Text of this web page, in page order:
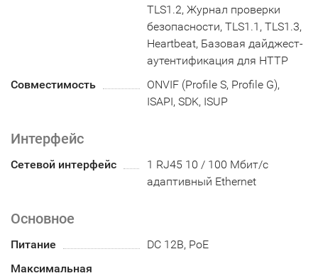
TLS1.2, Журнал проверки
безопасности, TLS1.1, TLS1.3,
Heartbeat, Базовая дайджест-
аутентификация для HTTP
Совместимость
ONVIF (Profile S, Profile G),
ISAPI, SDK, ISUP
Интерфейс
Сетевой интерфейс
1 RJ45 10 / 100 Мбит/с
адаптивный Ethernet
Основное
Питание
DC 12В, PoE
Максимальная